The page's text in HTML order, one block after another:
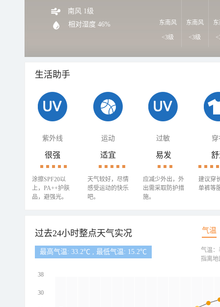
南风 1级
相对湿度 46% 东南风
<3级
东南风
<3级
生活助手
紫外线 运动 过敏 穿
很强
涂擦SPF20以
上，PA++护肤
品，避强光。
适宜
天气较好，尽情
感受运动的快乐
吧。
易发
应减少外出，外
出需采取防护措
施。
建议穿
单裤等
过去24小时整点天气实况 气温
最高气温: 33.2℃ , 最低气温: 15.2℃
38
30
气温：
指离地